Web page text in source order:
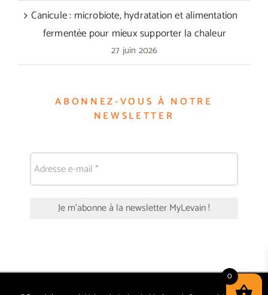
Canicule : microbiote, hydratation et alimentation
fermentée pour mieux supporter la chaleur
27 juin 2026
ABONNEZ-VOUS À NOTRE
NEWSLETTER
0